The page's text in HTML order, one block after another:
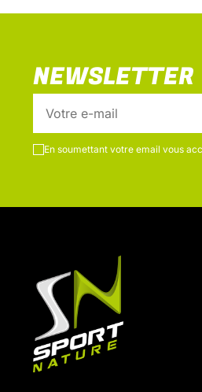
NEWSLETTER
En soumettant votre email vous